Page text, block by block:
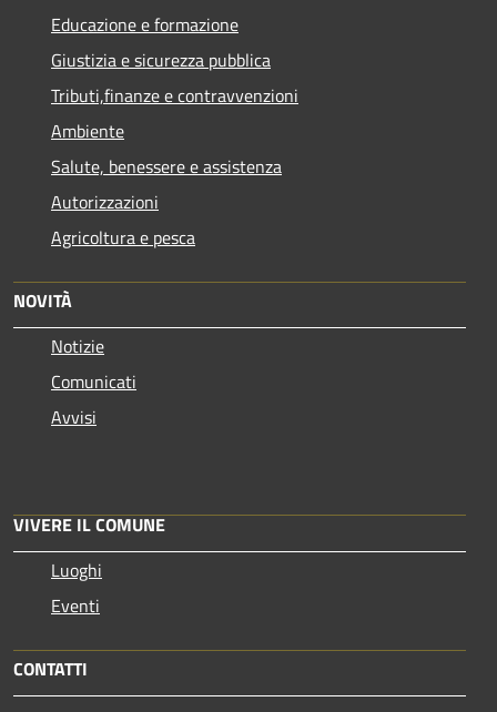
Educazione e formazione
Giustizia e sicurezza pubblica
Tributi,finanze e contravvenzioni
Ambiente
Salute, benessere e assistenza
Autorizzazioni
Agricoltura e pesca
NOVITÀ
Notizie
Comunicati
Avvisi
VIVERE IL COMUNE
Luoghi
Eventi
CONTATTI